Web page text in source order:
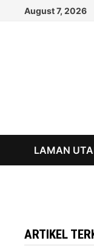
August 7, 2026
LAMAN
ARTIKEL